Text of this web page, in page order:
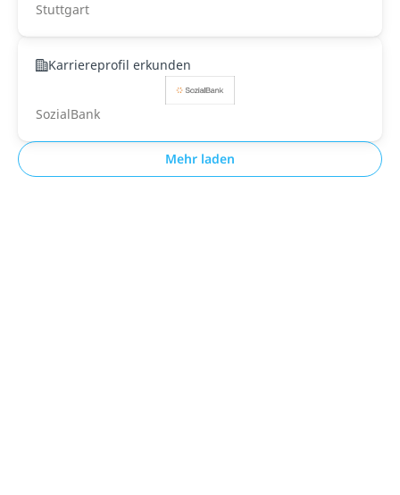
Stuttgart
Karriereprofil erkunden
SozialBank
Mehr laden